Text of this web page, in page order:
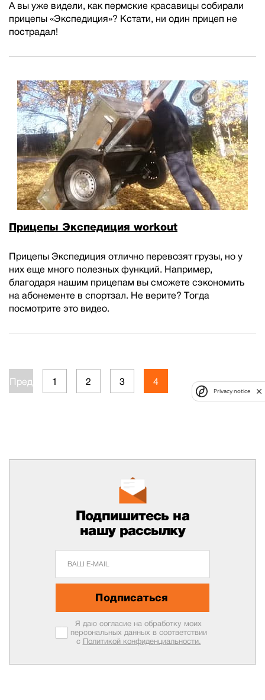
А вы уже видели, как пермские красавицы собирали
прицепы «Экспедиция»? Кстати, ни один прицеп не
пострадал!
Прицепы Экспедиция workout
Прицепы Экспедиция отлично перевозят грузы, но у
них еще много полезных функций. Например,
благодаря нашим прицепам вы сможете сэкономить
на абонементе в спортзал. Не верите? Тогда
посмотрите это видео.
Пред. 1 2 3 4
Подпишитесь на
нашу рассылку
Подписаться
Я даю согласие на обработку моих
персональных данных в соответствии
с Политикой конфиденциальности.
Privacy notice